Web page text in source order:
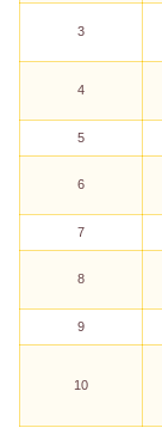
3
4
5
6
7
8
9
10